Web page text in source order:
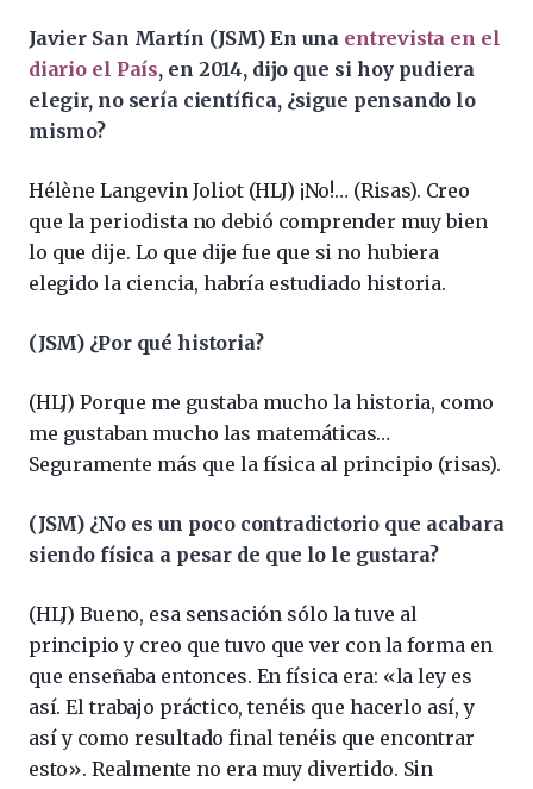
Javier San Martín (JSM) En una entrevista en el
diario el País, en 2014, dijo que si hoy pudiera
elegir, no sería científica, ¿sigue pensando lo
mismo?
Hélène Langevin Joliot (HLJ) ¡No!… (Risas). Creo
que la periodista no debió comprender muy bien
lo que dije. Lo que dije fue que si no hubiera
elegido la ciencia, habría estudiado historia.
(JSM) ¿Por qué historia?
(HLJ) Porque me gustaba mucho la historia, como
me gustaban mucho las matemáticas…
Seguramente más que la física al principio (risas).
(JSM) ¿No es un poco contradictorio que acabara
siendo física a pesar de que lo le gustara?
(HLJ) Bueno, esa sensación sólo la tuve al
principio y creo que tuvo que ver con la forma en
que enseñaba entonces. En física era: «la ley es
así. El trabajo práctico, tenéis que hacerlo así, y
así y como resultado final tenéis que encontrar
esto». Realmente no era muy divertido. Sin